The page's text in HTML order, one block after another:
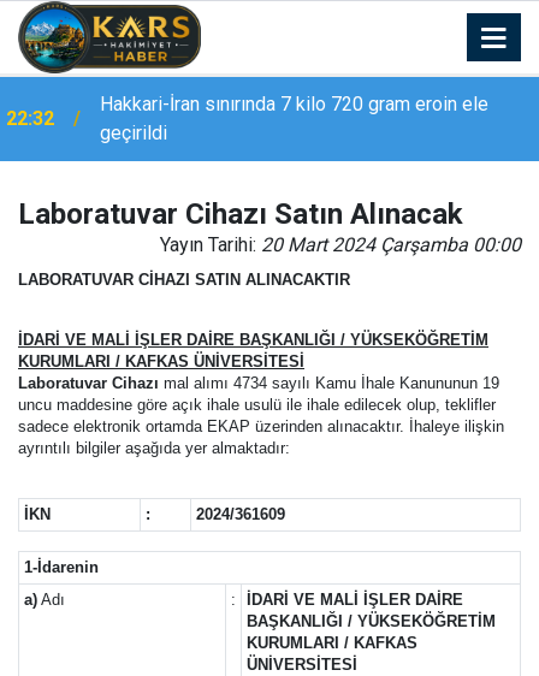
22:32
Hakkari-İran sınırında 7 kilo 720 gram eroin ele
geçirildi
Laboratuvar Cihazı Satın Alınacak
Yayın Tarihi: 20 Mart 2024 Çarşamba 00:00
LABORATUVAR CİHAZI SATIN ALINACAKTIR
İDARİ VE MALİ İŞLER DAİRE BAŞKANLIĞI / YÜKSEKÖĞRETİM
KURUMLARI / KAFKAS ÜNİVERSİTESİ
Laboratuvar Cihazı mal alımı 4734 sayılı Kamu İhale Kanununun 19
uncu maddesine göre açık ihale usulü ile ihale edilecek olup, teklifler
sadece elektronik ortamda EKAP üzerinden alınacaktır. İhaleye ilişkin
ayrıntılı bilgiler aşağıda yer almaktadır:
İKN : 2024/361609
1-İdarenin
a) Adı :
İDARİ VE MALİ İŞLER DAİRE
BAŞKANLIĞI / YÜKSEKÖĞRETİM
KURUMLARI / KAFKAS
ÜNİVERSİTESİ